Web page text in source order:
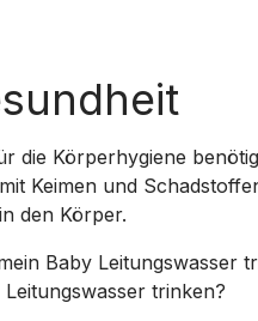
Körperhygiene
Keimen und
den Körper.
Baby Leitungswasser
trinken?